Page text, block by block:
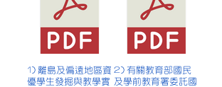
1) 離島及偏遠地區資
優學生發掘與教學實
2) 有關教育部國民
及學前教育署委託國